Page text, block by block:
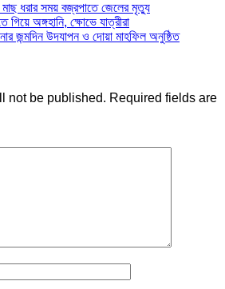
মাছ ধরার সময় বজ্রপাতে জেলের মৃত্যু
গিয়ে অঙ্গহানি, ক্ষোভে যাত্রীরা
জন্মদিন উদযাপন ও দোয়া মাহফিল অনুষ্ঠিত
not be published. Required fields are